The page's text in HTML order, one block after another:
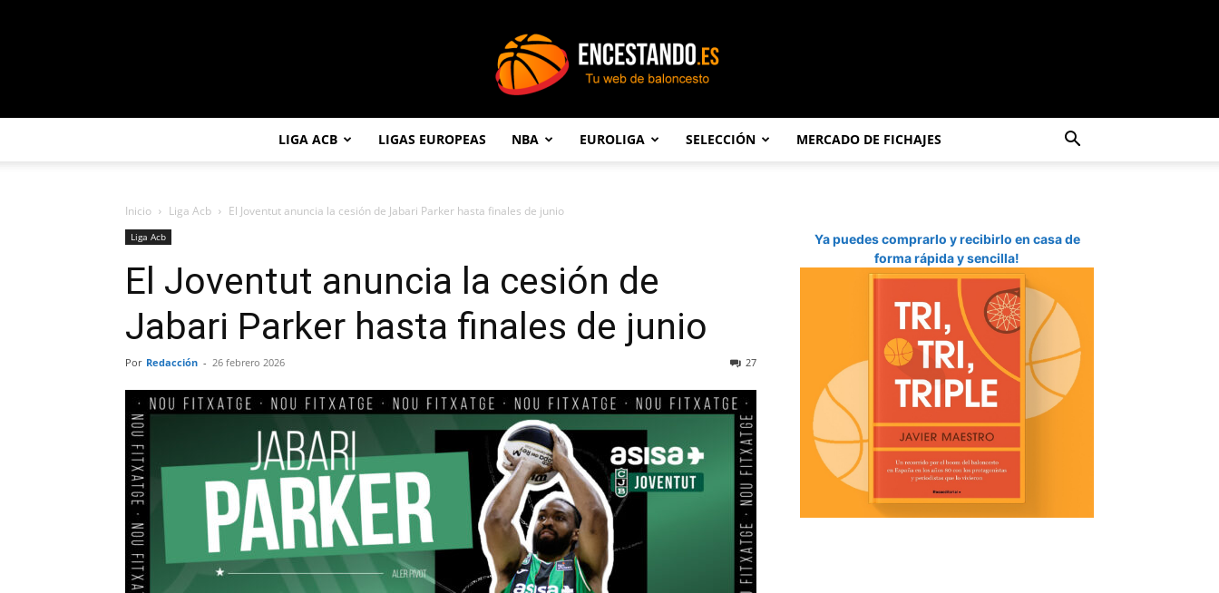
LIGA ACB LIGAS EUROPEAS NBA EUROLIGA SELECCIÓN MERCADO DE FICHAJES
Inicio Liga Acb El Joventut anuncia la cesión de Jabari Parker hasta finales de junio
Liga Acb
El Joventut anuncia la cesión de
Jabari Parker hasta finales de junio
Por Redacción - 26 febrero 2026 27
Ya puedes comprarlo y recibirlo en casa de
forma rápida y sencilla!